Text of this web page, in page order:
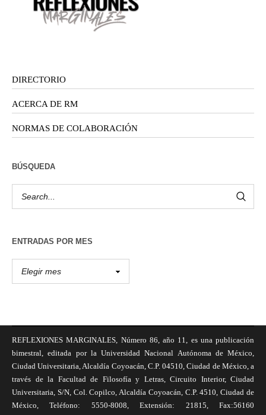
DIRECTORIO
ACERCA DE RM
NORMAS DE COLABORACIÓN
BÚSQUEDA
ENTRADAS POR MES
REFLEXIONES MARGINALES, Número 86, año 11, es una publicación
bimestral, editada por la Universidad Nacional Autónoma de México,
Ciudad Universitaria, Alcaldía Coyoacán, C.P. 04510, Ciudad de México, a
través de la Facultad de Filosofía y Letras, Circuito Interior, Ciudad
Universitaria, S/N, Col. Copilco, Alcaldía Coyoacán, C.P. 4510, Ciudad de
México, Teléfono: 5550-8008, Extensión: 21815, Fax:56160